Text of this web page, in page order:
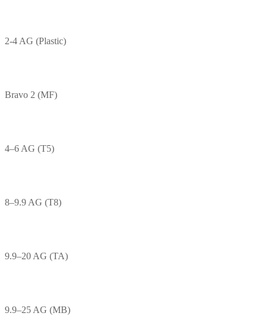
2-4 AG (Plastic)
Bravo 2 (MF)
4–6 AG (T5)
8–9.9 AG (T8)
9.9–20 AG (TA)
9.9–25 AG (MB)